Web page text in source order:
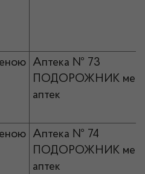
Аптека № 73
ПОДОРОЖНИК
аптек
Аптека № 74
ПОДОРОЖНИК
аптек